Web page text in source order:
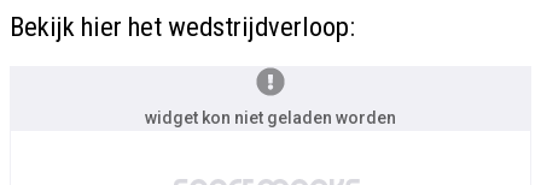
Bekijk hier het wedstrijdverloop:
widget kon niet geladen worden